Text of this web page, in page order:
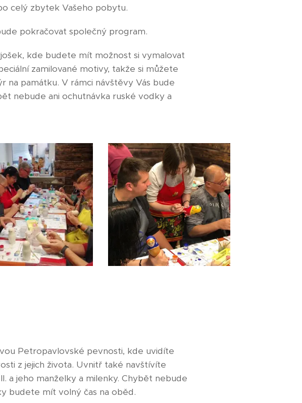
celý zbytek Vašeho pobytu.
pokračovat společný program.
kde budete mít možnost si vymalovat
zamilované motivy, takže si můžete
památku. V rámci návštěvy Vás bude
nebude ani ochutnávka ruské vodky a
Petropavlovské pevnosti, kde uvidíte
z jejich života. Uvnitř také navštívíte
a jeho manželky a milenky. Chybět nebude
budete mít volný čas na oběd.